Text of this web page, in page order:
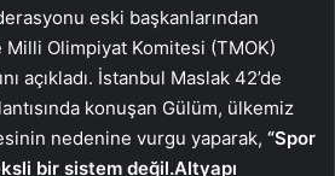
eski başkanlarından
Olimpiyat Komitesi (TMOK)
açıkladı. İstanbul Maslak 42’de
konuşan Gülüm, ülkemiz
nedenine vurgu yaparak, “Spor
bir sistem değil.Altyapı